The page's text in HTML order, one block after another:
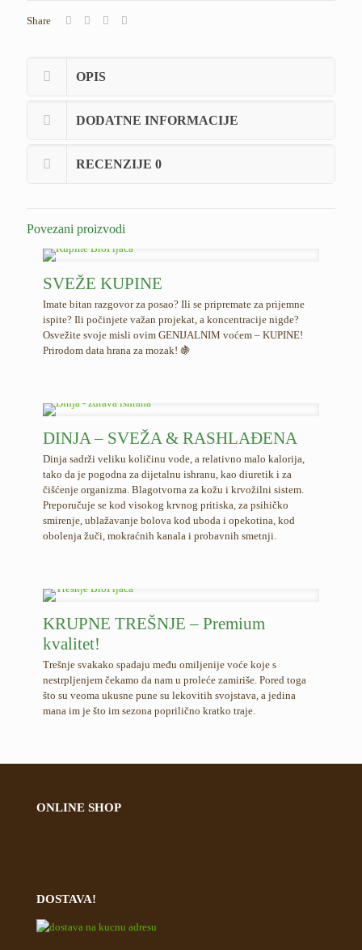
Share
OPIS
DODATNE INFORMACIJE
RECENZIJE 0
Povezani proizvodi
SVEŽE KUPINE
Imate bitan razgovor za posao? Ili se pripremate za prijemne
ispite? Ili počinjete važan projekat, a koncentracije nigde?
Osvežite svoje misli ovim GENIJALNIM voćem – KUPINE!
Prirodom data hrana za mozak! 🍇
DINJA – SVEŽA & RASHLAĐENA
Dinja sadrži veliku količinu vode, a relativno malo kalorija,
tako da je pogodna za dijetalnu ishranu, kao diuretik i za
čišćenje organizma. Blagotvorna za kožu i krvožilni sistem.
Preporučuje se kod visokog krvnog pritiska, za psihičko
smirenje, ublažavanje bolova kod uboda i opekotina, kod
obolenja žuči, mokraćnih kanala i probavnih smetnji.
KRUPNE TREŠNJE – Premium
kvalitet!
Trešnje svakako spadaju među omiljenije voće koje s
nestrpljenjem čekamo da nam u proleće zamiriše. Pored toga
što su veoma ukusne pune su lekovitih svojstava, a jedina
mana im je što im sezona poprilično kratko traje.
ONLINE SHOP
DOSTAVA!